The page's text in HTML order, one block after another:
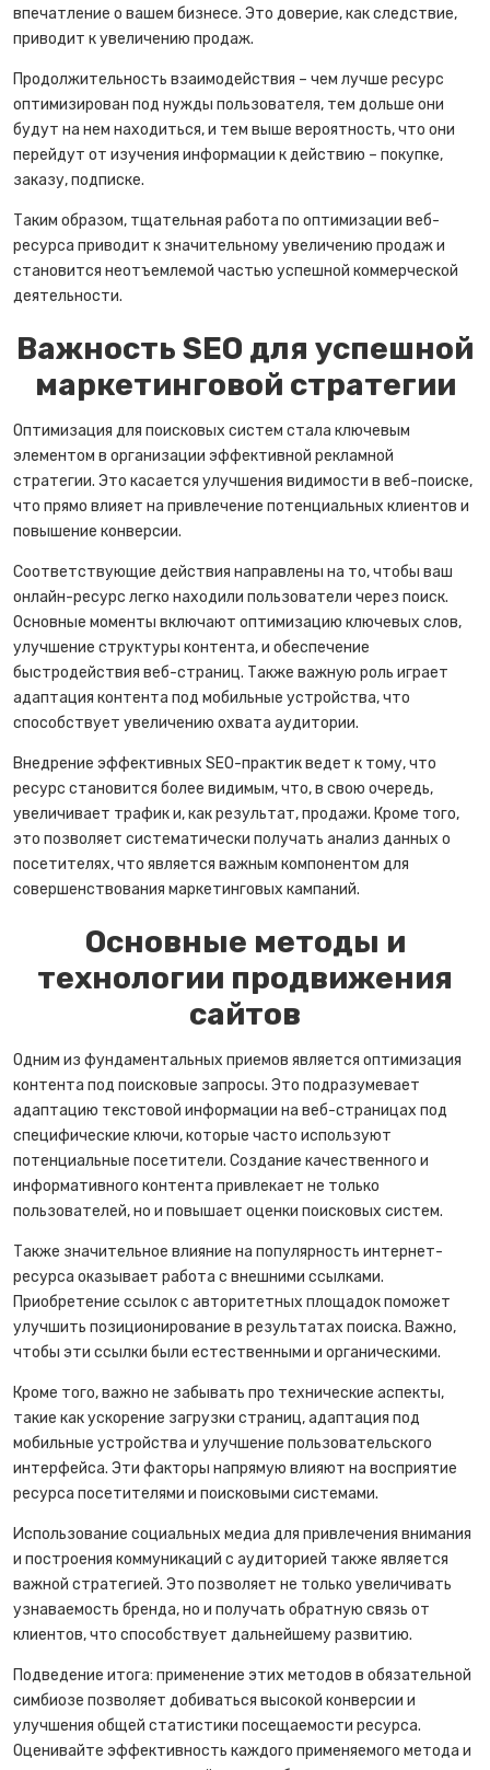
впечатление о вашем бизнесе. Это доверие, как следствие,
приводит к увеличению продаж.
Продолжительность взаимодействия – чем лучше ресурс
оптимизирован под нужды пользователя, тем дольше они
будут на нем находиться, и тем выше вероятность, что они
перейдут от изучения информации к действию – покупке,
заказу, подписке.
Таким образом, тщательная работа по оптимизации веб-
ресурса приводит к значительному увеличению продаж и
становится неотъемлемой частью успешной коммерческой
деятельности.
Важность SEO для успешной
маркетинговой стратегии
Оптимизация для поисковых систем стала ключевым
элементом в организации эффективной рекламной
стратегии. Это касается улучшения видимости в веб-поиске,
что прямо влияет на привлечение потенциальных клиентов и
повышение конверсии.
Соответствующие действия направлены на то, чтобы ваш
онлайн-ресурс легко находили пользователи через поиск.
Основные моменты включают оптимизацию ключевых слов,
улучшение структуры контента, и обеспечение
быстродействия веб-страниц. Также важную роль играет
адаптация контента под мобильные устройства, что
способствует увеличению охвата аудитории.
Внедрение эффективных SEO-практик ведет к тому, что
ресурс становится более видимым, что, в свою очередь,
увеличивает трафик и, как результат, продажи. Кроме того,
это позволяет систематически получать анализ данных о
посетителях, что является важным компонентом для
совершенствования маркетинговых кампаний.
Основные методы и
технологии продвижения
сайтов
Одним из фундаментальных приемов является оптимизация
контента под поисковые запросы. Это подразумевает
адаптацию текстовой информации на веб-страницах под
специфические ключи, которые часто используют
потенциальные посетители. Создание качественного и
информативного контента привлекает не только
пользователей, но и повышает оценки поисковых систем.
Также значительное влияние на популярность интернет-
ресурса оказывает работа с внешними ссылками.
Приобретение ссылок с авторитетных площадок поможет
улучшить позиционирование в результатах поиска. Важно,
чтобы эти ссылки были естественными и органическими.
Кроме того, важно не забывать про технические аспекты,
такие как ускорение загрузки страниц, адаптация под
мобильные устройства и улучшение пользовательского
интерфейса. Эти факторы напрямую влияют на восприятие
ресурса посетителями и поисковыми системами.
Использование социальных медиа для привлечения внимания
и построения коммуникаций с аудиторией также является
важной стратегией. Это позволяет не только увеличивать
узнаваемость бренда, но и получать обратную связь от
клиентов, что способствует дальнейшему развитию.
Подведение итога: применение этих методов в обязательной
симбиозе позволяет добиваться высокой конверсии и
улучшения общей статистики посещаемости ресурса.
Оценивайте эффективность каждого применяемого метода и